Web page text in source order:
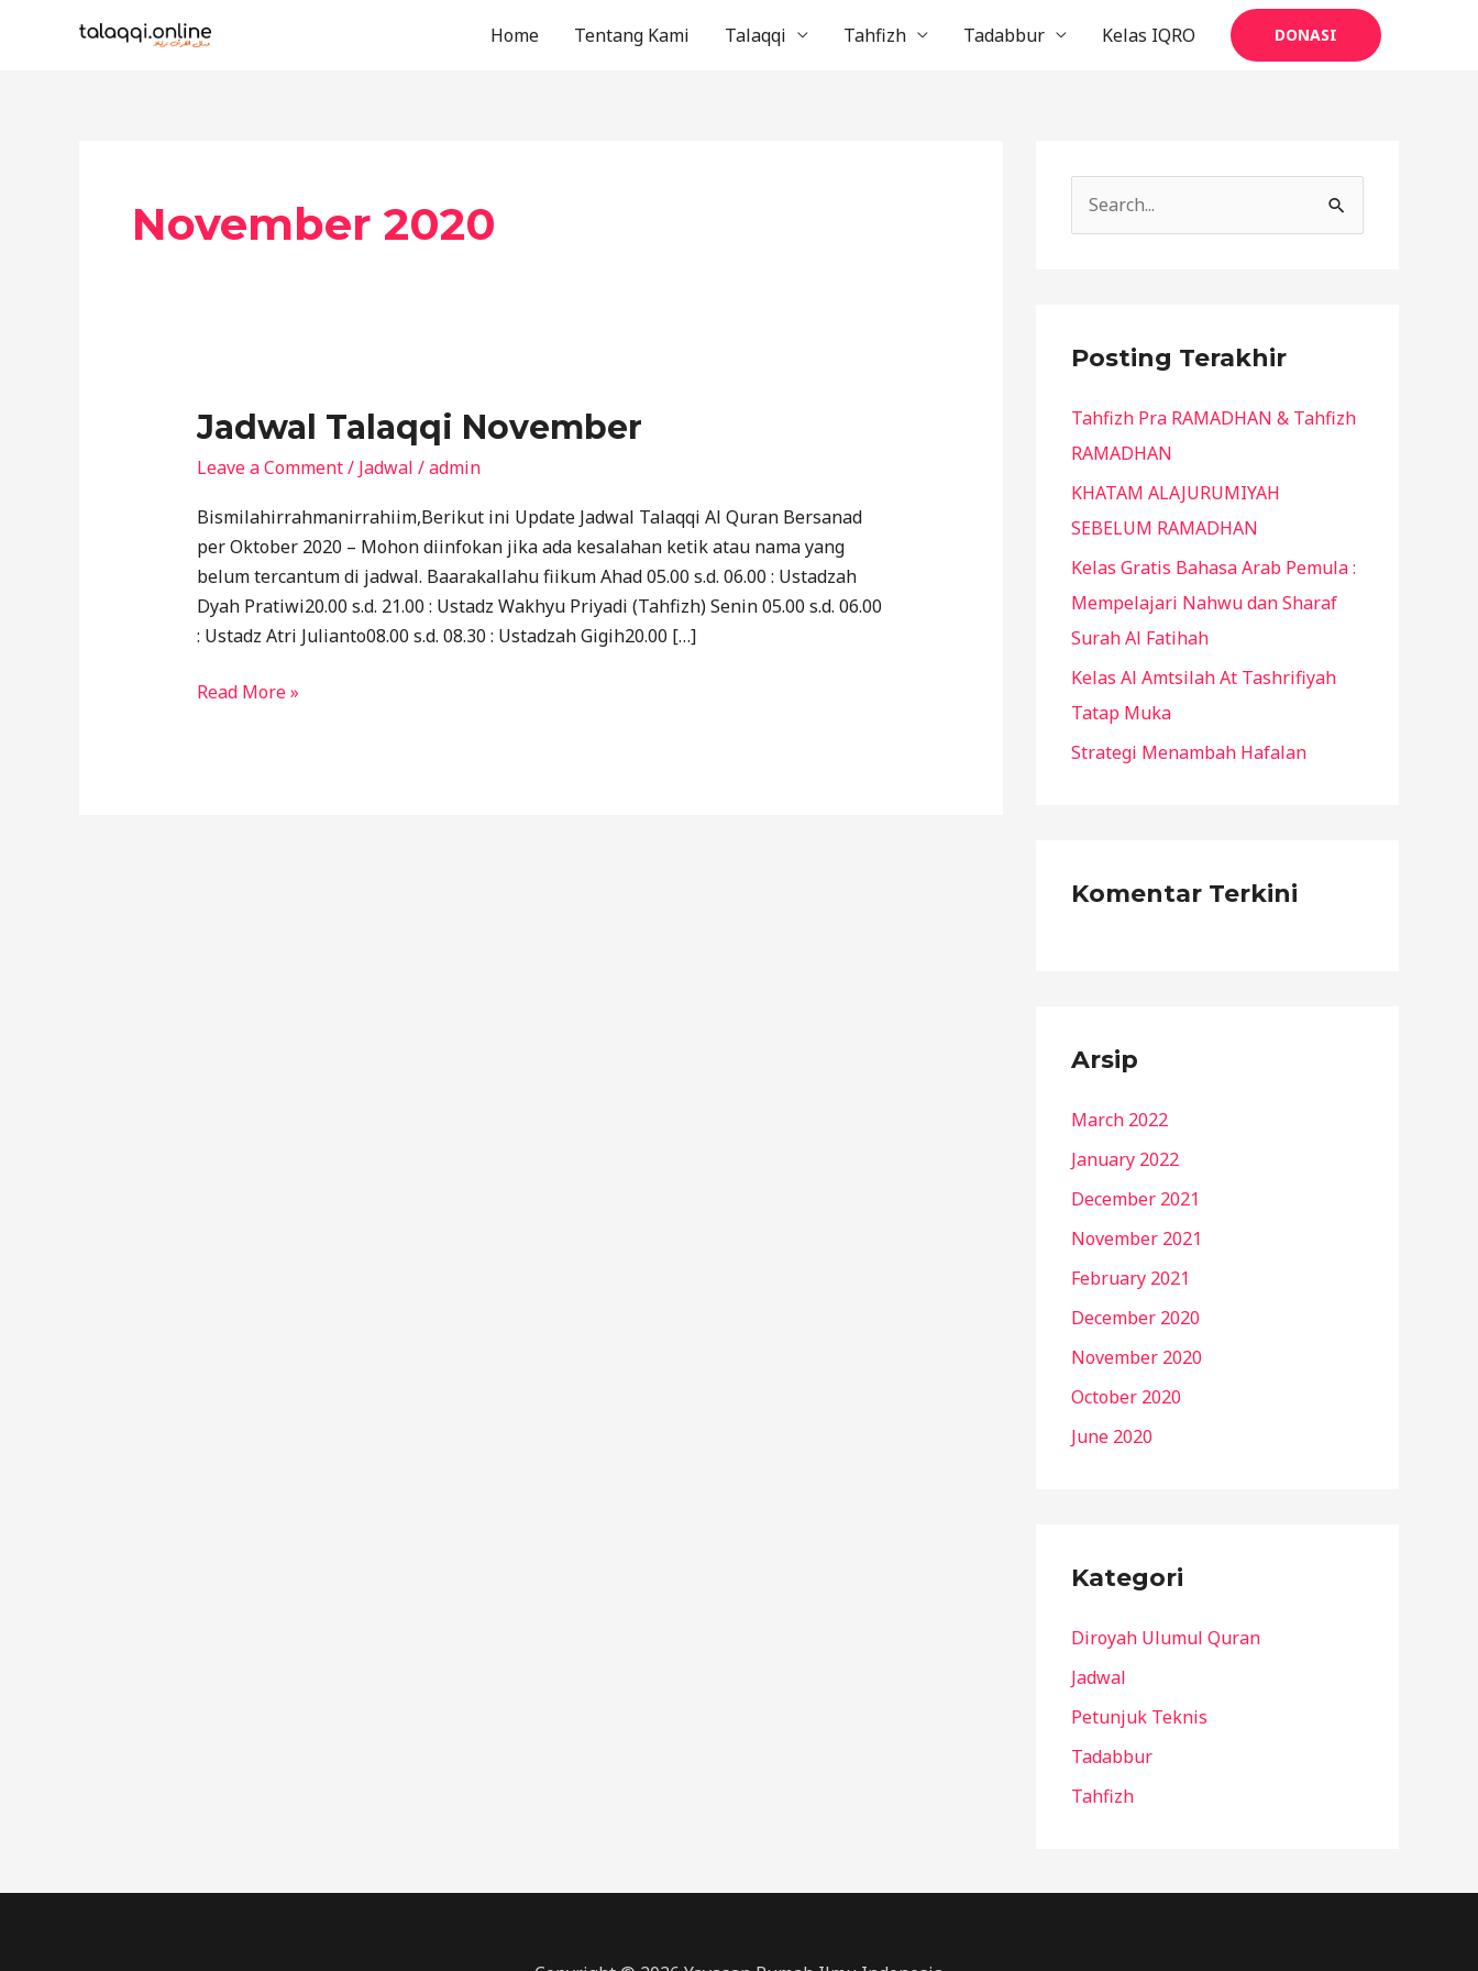
Home Tentang Kami Talaqqi Tahfizh Tadabbur Kelas IQRO DONASI
November 2020
Jadwal Talaqqi November
Leave a Comment/ Jadwal /admin
Bismilahirrahmanirrahiim,Berikut ini Update Jadwal Talaqqi Al Quran Bersanad
per Oktober 2020 – Mohon diinfokan jika ada kesalahan ketik atau nama yang
belum tercantum di jadwal. Baarakallahu fiikum Ahad 05.00 s.d. 06.00 : Ustadzah
Dyah Pratiwi20.00 s.d. 21.00 : Ustadz Wakhyu Priyadi (Tahfizh) Senin 05.00 s.d. 06.00
: Ustadz Atri Julianto08.00 s.d. 08.30 : Ustadzah Gigih20.00 […]
Jadwal
November
Read More »
c
f
o
r
:
Posting Terakhir
Tahfizh Pra RAMADHAN & Tahfizh
RAMADHAN
KHATAM ALAJURUMIYAH
SEBELUM RAMADHAN
Kelas Gratis Bahasa Arab Pemula :
Mempelajari Nahwu dan Sharaf
Surah Al Fatihah
Kelas Al Amtsilah At Tashrifiyah
Tatap Muka
Strategi Menambah Hafalan
Komentar Terkini
Arsip
March 2022
January 2022
December 2021
November 2021
February 2021
December 2020
November 2020
October 2020
June 2020
Kategori
Diroyah Ulumul Quran
Jadwal
Petunjuk Teknis
Tadabbur
Tahfizh